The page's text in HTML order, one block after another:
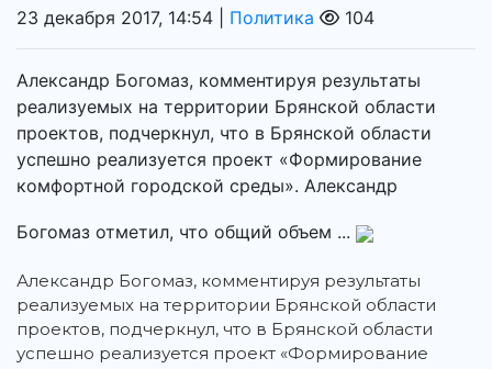
23 декабря 2017, 14:54 | Политика 104
Александр Богомаз, комментируя результаты
реализуемых на территории Брянской области
проектов, подчеркнул, что в Брянской области
успешно реализуется проект «Формирование
комфортной городской среды». Александр
Богомаз отметил, что общий объем ...
Александр Богомаз, комментируя результаты
реализуемых на территории Брянской области
проектов, подчеркнул, что в Брянской области
успешно реализуется проект «Формирование